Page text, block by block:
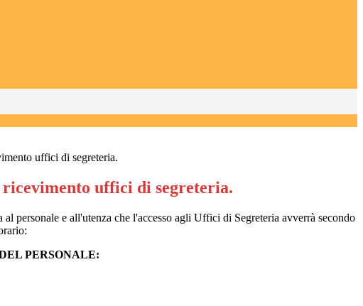
uffici di segreteria.
uffici di segreteria.
al personale e all'utenza che l'accesso agli Uffici di Segreteria avverrà secondo
PERSONALE: